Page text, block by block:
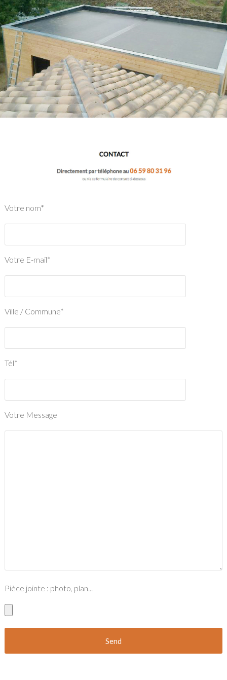
Votre nom*
Votre E-mail*
Ville / Commune*
Tél*
Votre Message
Pièce jointe : photo, plan...